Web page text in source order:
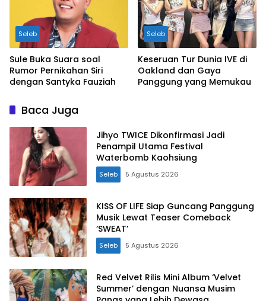
Seleb
Sule Buka Suara soal
Rumor Pernikahan Siri
dengan Santyka Fauziah
Seleb
Keseruan Tur Dunia IVE di
Oakland dan Gaya
Panggung yang Memukau
Baca Juga
Jihyo TWICE Dikonfirmasi Jadi
Penampil Utama Festival
Waterbomb Kaohsiung
Seleb 5 Agustus 2026
KISS OF LIFE Siap Guncang Panggung
Musik Lewat Teaser Comeback
‘SWEAT’
Seleb 5 Agustus 2026
Red Velvet Rilis Mini Album ‘Velvet
Summer’ dengan Nuansa Musim